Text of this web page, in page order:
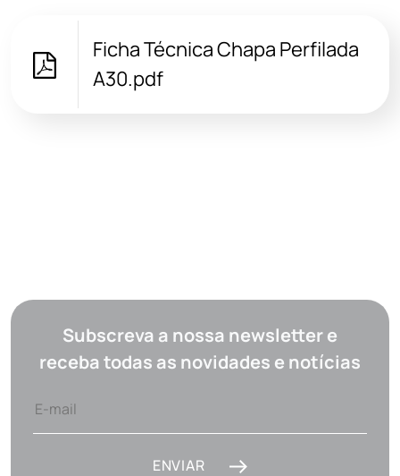
Ficha Técnica Chapa Perfilada
A30.pdf
Subscreva a nossa newsletter e
receba todas as novidades e notícias
ENVIAR